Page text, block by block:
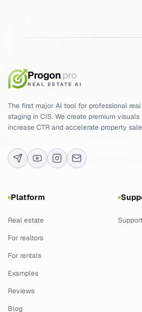
Progon.pro
REAL ESTATE AI
The first major AI tool for professional
staging in CIS. We create premium visuals
increase CTR and accelerate property
Platform
Real estate
For realtors
For rentals
Examples
Reviews
Blog